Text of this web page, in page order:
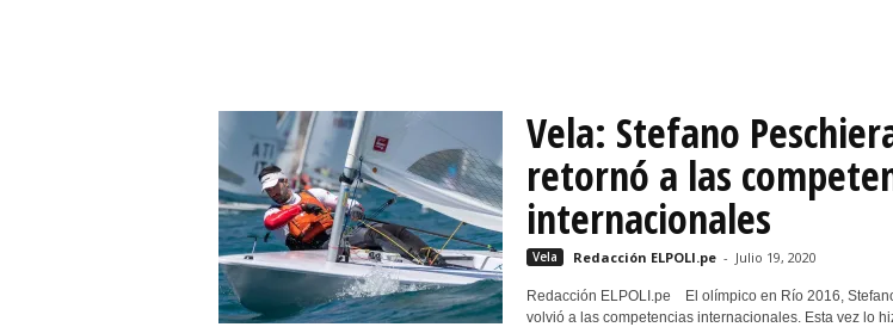
p
o
r
t
Vela: Stefano
retornó a las
internacionales
Vela Redacción ELPOLI.pe - Julio 19, 2020
Redacción ELPOLI.pe El olímpico en Río 2016,
volvió a las competencias internacionales. Esta vez lo